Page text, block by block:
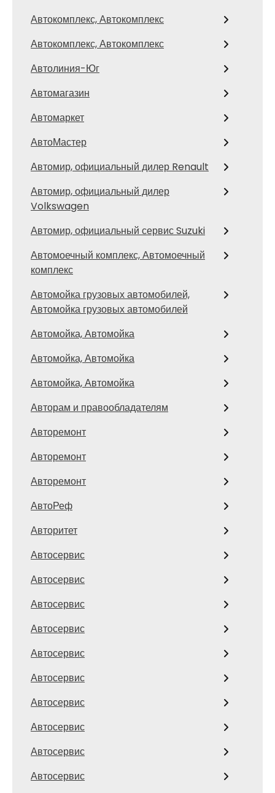
Автокомплекс, Автокомплекс
Автокомплекс, Автокомплекс
Автолиния-Юг
Автомагазин
Автомаркет
АвтоМастер
Автомир, официальный дилер Renault
Автомир, официальный дилер
Volkswagen
Автомир, официальный сервис Suzuki
Автомоечный комплекс, Автомоечный
комплекс
Автомойка грузовых автомобилей,
Автомойка грузовых автомобилей
Автомойка, Автомойка
Автомойка, Автомойка
Автомойка, Автомойка
Авторам и правообладателям
Авторемонт
Авторемонт
Авторемонт
АвтоРеф
Авторитет
Автосервис
Автосервис
Автосервис
Автосервис
Автосервис
Автосервис
Автосервис
Автосервис
Автосервис
Автосервис